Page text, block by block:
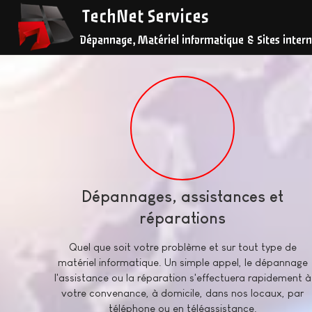
TechNet Services
Dépannage, Matériel informatique & Sites
Dépannages, assistances et
réparations
Quel que soit votre problème et sur tout type de
matériel informatique. Un simple appel, le dépannage
l'assistance ou la réparation s'effectuera rapidement à
votre convenance, à domicile, dans nos locaux, par
téléphone ou en téléassistance.